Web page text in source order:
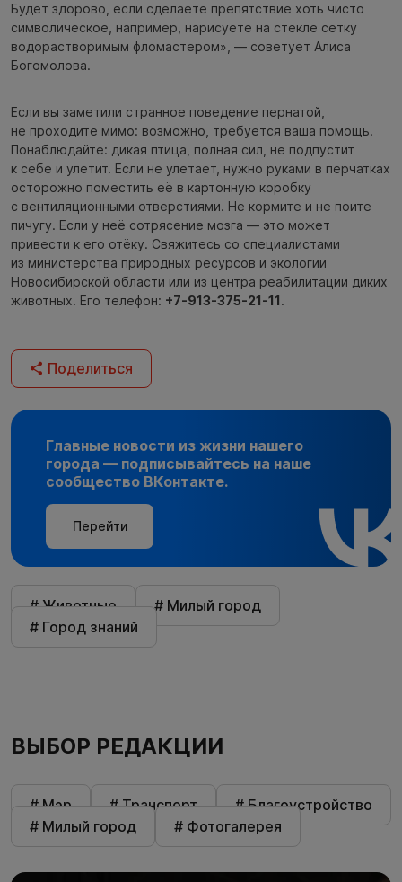
Будет здорово, если сделаете препятствие хоть чисто
символическое, например, нарисуете на стекле сетку
водорастворимым фломастером», — советует Алиса
Богомолова.
Если вы заметили странное поведение пернатой,
не проходите мимо: возможно, требуется ваша помощь.
Понаблюдайте: дикая птица, полная сил, не подпустит
к себе и улетит. Если не улетает, нужно руками в перчатках
осторожно поместить её в картонную коробку
с вентиляционными отверстиями. Не кормите и не поите
пичугу. Если у неё сотрясение мозга — это может
привести к его отёку. Свяжитесь со специалистами
из министерства природных ресурсов и экологии
Новосибирской области или из центра реабилитации диких
животных. Его телефон: +7-913-375-21-11.
Поделиться
Главные новости из жизни нашего
города — подписывайтесь на наше
сообщество ВКонтакте.
Перейти
# Животные
# Милый город
# Город знаний
ВЫБОР РЕДАКЦИИ
# Мэр # Транспорт
# Благоустройство
# Милый город
# Фотогалерея